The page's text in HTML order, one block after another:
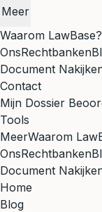
Meer
Waarom LawBase?
OnsRechtbanken
Document
Contact
Mijn Dossier
Tools
MeerWaarom
OnsRechtbanken
Document
Home
Blog